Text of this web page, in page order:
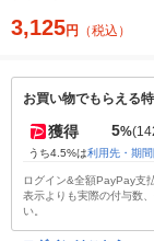
3,125円 （税込）
お買い物でもらえる
獲得 5%
うち4.5%は利用先・期間
ログイン&全額PayPay支
表示よりも実際の付与数
い。